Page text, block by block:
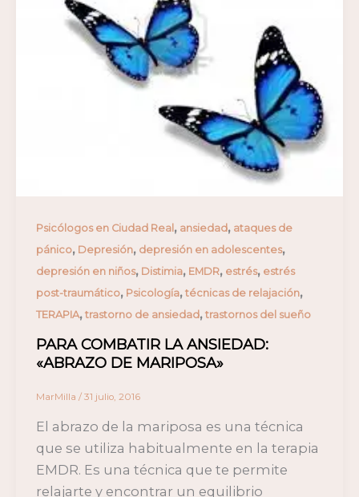
Psicólogos en Ciudad Real, ansiedad, ataques de
pánico, Depresión, depresión en adolescentes,
depresión en niños, Distimia, EMDR, estrés, estrés
post-traumático, Psicología, técnicas de relajación,
TERAPIA, trastorno de ansiedad, trastornos del sueño
PARA COMBATIR LA ANSIEDAD:
«ABRAZO DE MARIPOSA»
MarMilla / 31 julio, 2016
El abrazo de la mariposa es una técnica
que se utiliza habitualmente en la terapia
EMDR. Es una técnica que te permite
relajarte y encontrar un equilibrio